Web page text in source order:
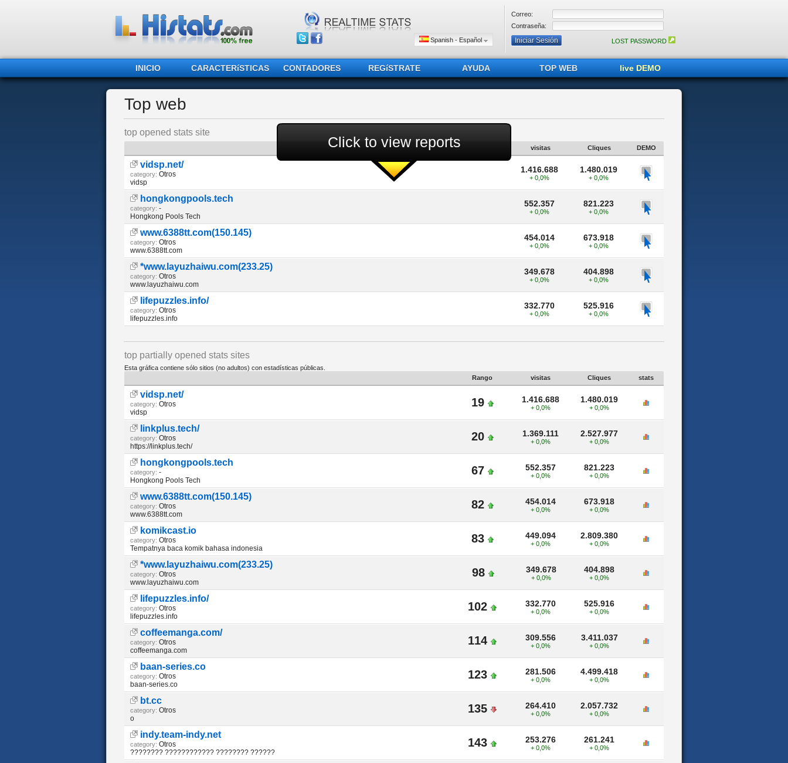
Spanish - Español
Correo:
Contraseña:
LOST PASSWORD
INICIO CARACTERíSTICAS CONTADORES REGíSTRATE AYUDA TOP WEB live DEMO
Top web
top opened stats site
visitas Cliques DEMO
vidsp.net/
category: Otros
vidsp
1.416.688
+ 0,0%
1.480.019
+ 0,0%
hongkongpools.tech
category: -
Hongkong Pools Tech
552.357
+ 0,0%
821.223
+ 0,0%
www.6388tt.com(150.145)
category: Otros
www.6388tt.com
454.014
+ 0,0%
673.918
+ 0,0%
*www.layuzhaiwu.com(233.25)
category: Otros
www.layuzhaiwu.com
349.678
+ 0,0%
404.898
+ 0,0%
lifepuzzles.info/
category: Otros
lifepuzzles.info
332.770
+ 0,0%
525.916
+ 0,0%
top partially opened stats sites
Esta gráfica contiene sólo sitios (no adultos) con estadísticas públicas.
Rango
visitas Cliques stats
vidsp.net/
category: Otros
vidsp
19 1.416.688
+ 0,0%
1.480.019
+ 0,0%
linkplus.tech/
category: Otros
https://linkplus.tech/
20 1.369.111
+ 0,0%
2.527.977
+ 0,0%
hongkongpools.tech
category: -
Hongkong Pools Tech
67 552.357
+ 0,0%
821.223
+ 0,0%
www.6388tt.com(150.145)
category: Otros
www.6388tt.com
82 454.014
+ 0,0%
673.918
+ 0,0%
komikcast.io
category: Otros
Tempatnya baca komik bahasa indonesia
83 449.094
+ 0,0%
2.809.380
+ 0,0%
*www.layuzhaiwu.com(233.25)
category: Otros
www.layuzhaiwu.com
98 349.678
+ 0,0%
404.898
+ 0,0%
lifepuzzles.info/
category: Otros
lifepuzzles.info
102 332.770
+ 0,0%
525.916
+ 0,0%
coffeemanga.com/
category: Otros
coffeemanga.com
114 309.556
+ 0,0%
3.411.037
+ 0,0%
baan-series.co
category: Otros
baan-series.co
123 281.506
+ 0,0%
4.499.418
+ 0,0%
bt.cc
category: Otros
o
135 264.410
+ 0,0%
2.057.732
+ 0,0%
indy.team-indy.net
category: Otros
???????? ???????????? ???????? ??????
143 253.276
+ 0,0%
261.241
+ 0,0%
Click to view reports